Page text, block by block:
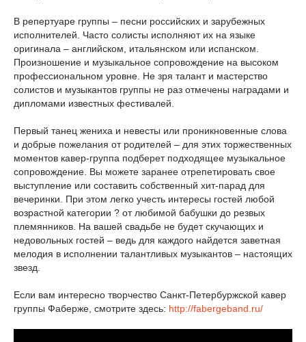
В репертуаре группы – песни российских и зарубежных
исполнителей. Часто солисты исполняют их на языке
оригинала – английском, итальянском или испанском.
Произношение и музыкальное сопровождение на высоком
профессиональном уровне. Не зря талант и мастерство
солистов и музыкантов группы не раз отмечены наградами и
дипломами известных фестивалей.
Первый танец жениха и невесты или проникновенные слова
и добрые пожелания от родителей – для этих торжественных
моментов кавер-группа подберет подходящее музыкальное
сопровождение. Вы можете заранее отрепетировать свое
выступление или составить собственный хит-парад для
вечеринки. При этом легко учесть интересы гостей любой
возрастной категории ? от любимой бабушки до резвых
племянников. На вашей свадьбе не будет скучающих и
недовольных гостей – ведь для каждого найдется заветная
мелодия в исполнении талантливых музыкантов – настоящих
звезд.
Если вам интересно творчество Санкт-Петербуржской кавер
группы Фаберже, смотрите здесь: http://fabergeband.ru/